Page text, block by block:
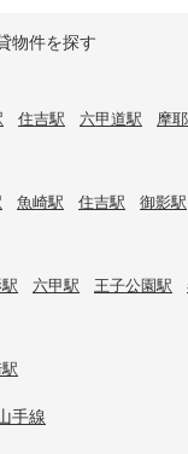
物件を探す
住吉駅 六甲道駅 摩
魚崎駅 住吉駅 御影駅
六甲駅 王子公園駅
手線